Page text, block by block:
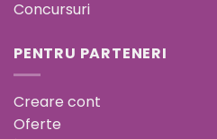
Concursuri
PENTRU PARTENERI
Creare cont
Oferte